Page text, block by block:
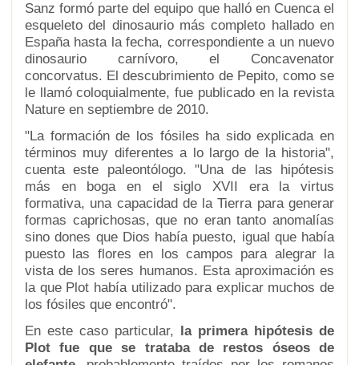
Sanz formó parte del equipo que halló en Cuenca el
esqueleto del dinosaurio más completo hallado en
España hasta la fecha, correspondiente a un nuevo
dinosaurio carnívoro, el Concavenator
concorvatus. El descubrimiento de Pepito, como se
le llamó coloquialmente, fue publicado en la revista
Nature en septiembre de 2010.
"La formación de los fósiles ha sido explicada en
términos muy diferentes a lo largo de la historia",
cuenta este paleontólogo. "Una de las hipótesis
más en boga en el siglo XVII era la virtus
formativa, una capacidad de la Tierra para generar
formas caprichosas, que no eran tanto anomalías
sino dones que Dios había puesto, igual que había
puesto las flores en los campos para alegrar la
vista de los seres humanos. Esta aproximación es
la que Plot había utilizado para explicar muchos de
los fósiles que encontró".
En este caso particular, la primera hipótesis de
Plot fue que se trataba de restos óseos de